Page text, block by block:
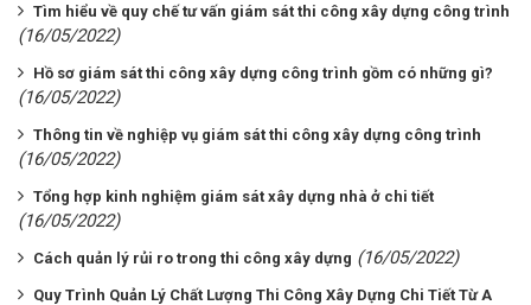
Tìm hiểu về quy chế tư vấn giám sát thi công xây dựng công trình
(16/05/2022)
Hồ sơ giám sát thi công xây dựng công trình gồm có những gì?
(16/05/2022)
Thông tin về nghiệp vụ giám sát thi công xây dựng công trình
(16/05/2022)
Tổng hợp kinh nghiệm giám sát xây dựng nhà ở chi tiết
(16/05/2022)
Cách quản lý rủi ro trong thi công xây dựng (16/05/2022)
Quy Trình Quản Lý Chất Lượng Thi Công Xây Dựng Chi Tiết Từ A